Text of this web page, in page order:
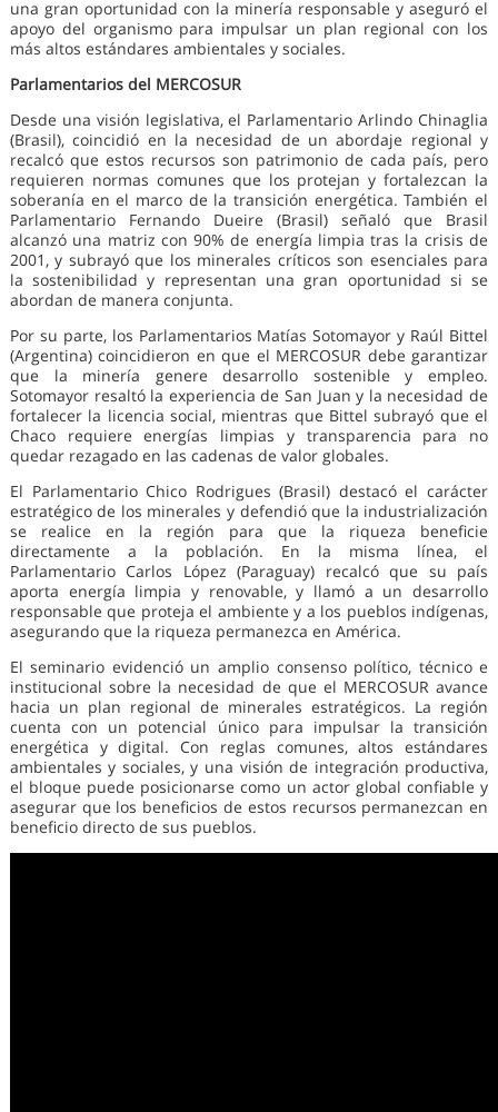
una gran oportunidad con la minería responsable y aseguró el
apoyo del organismo para impulsar un plan regional con los
más altos estándares ambientales y sociales.
Parlamentarios del MERCOSUR
Desde una visión legislativa, el Parlamentario Arlindo Chinaglia
(Brasil), coincidió en la necesidad de un abordaje regional y
recalcó que estos recursos son patrimonio de cada país, pero
requieren normas comunes que los protejan y fortalezcan la
soberanía en el marco de la transición energética. También el
Parlamentario Fernando Dueire (Brasil) señaló que Brasil
alcanzó una matriz con 90% de energía limpia tras la crisis de
2001, y subrayó que los minerales críticos son esenciales para
la sostenibilidad y representan una gran oportunidad si se
abordan de manera conjunta.
Por su parte, los Parlamentarios Matías Sotomayor y Raúl Bittel
(Argentina) coincidieron en que el MERCOSUR debe garantizar
que la minería genere desarrollo sostenible y empleo.
Sotomayor resaltó la experiencia de San Juan y la necesidad de
fortalecer la licencia social, mientras que Bittel subrayó que el
Chaco requiere energías limpias y transparencia para no
quedar rezagado en las cadenas de valor globales.
El Parlamentario Chico Rodrigues (Brasil) destacó el carácter
estratégico de los minerales y defendió que la industrialización
se realice en la región para que la riqueza beneficie
directamente a la población. En la misma línea, el
Parlamentario Carlos López (Paraguay) recalcó que su país
aporta energía limpia y renovable, y llamó a un desarrollo
responsable que proteja el ambiente y a los pueblos indígenas,
asegurando que la riqueza permanezca en América.
El seminario evidenció un amplio consenso político, técnico e
institucional sobre la necesidad de que el MERCOSUR avance
hacia un plan regional de minerales estratégicos. La región
cuenta con un potencial único para impulsar la transición
energética y digital. Con reglas comunes, altos estándares
ambientales y sociales, y una visión de integración productiva,
el bloque puede posicionarse como un actor global confiable y
asegurar que los beneficios de estos recursos permanezcan en
beneficio directo de sus pueblos.